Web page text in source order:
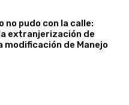
no pudo con la calle:
extranjerización de
modificación de Manejo